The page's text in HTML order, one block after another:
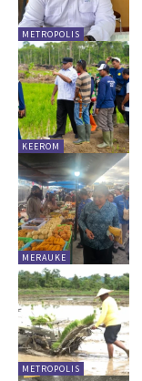
METROPOLIS
KEEROM
MERAUKE
METROPOLIS